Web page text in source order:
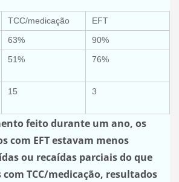
TCC/medicação
EFT
63%
90%
51% 76%
15 3
feito durante um ano, os
com EFT estavam menos
ou recaídas parciais do que
TCC/medicação, resultados